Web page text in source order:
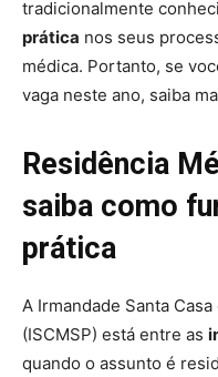
tradicionalmente
prática nos seus
médica. Portanto, se
vaga neste ano, saiba
Residência
saiba como
prática
A Irmandade Santa
(ISCMSP) está entre as
quando o assunto é